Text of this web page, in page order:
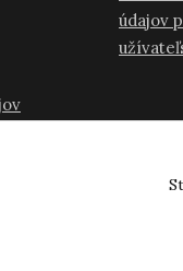
údajov